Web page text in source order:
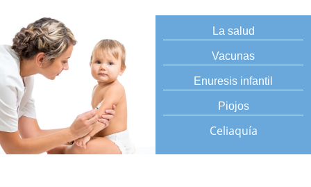
La salud
Vacunas
Enuresis infantil
Piojos
Celiaquía